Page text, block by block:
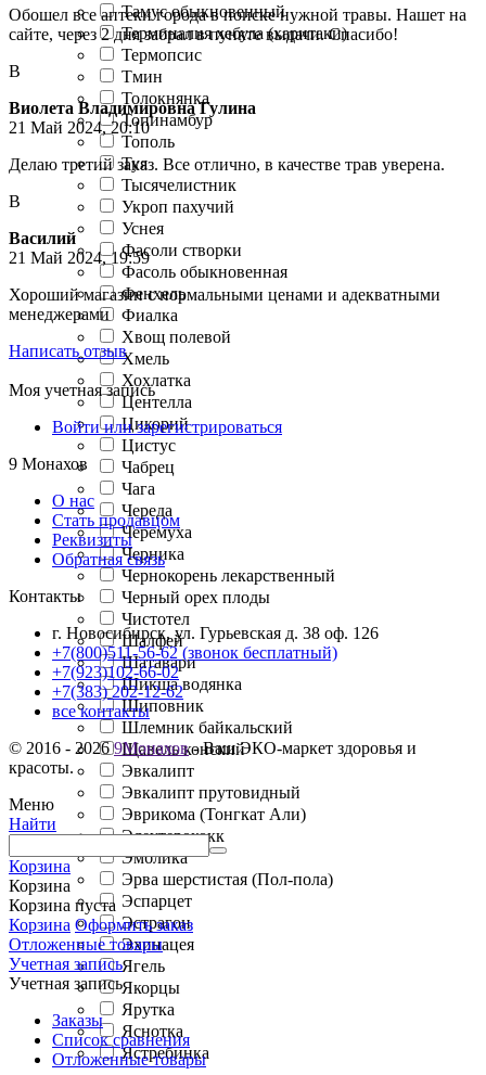
Тамус обыкновенный
Терминалия хебула (харитаки)
Термопсис
Тмин
Толокнянка
Топинамбур
Тополь
Туя
Тысячелистник
Укроп пахучий
Уснея
Фасоли створки
Фасоль обыкновенная
Фенхель
Фиалка
Хвощ полевой
Хмель
Хохлатка
Центелла
Цикорий
Цистус
Чабрец
Чага
Череда
Черемуха
Черника
Чернокорень лекарственный
Черный орех плоды
Чистотел
Шалфей
Шатавари
Шикша водянка
Шиповник
Шлемник байкальский
Щавель конский
Эвкалипт
Эвкалипт прутовидный
Эврикома (Тонгкат Али)
Элеутерококк
Эмблика
Эрва шерстистая (Пол-пола)
Эспарцет
Эстрагон
Эхинацея
Ягель
Якорцы
Ярутка
Яснотка
Ястребинка
Обошел все аптеки города в поиске нужной травы. Нашет на
сайте, через 2 дня забрал в пункте выдачи. Спасибо!
В
Виолета Владимировна Гулина
21 Май 2024, 20:10
Делаю третий заказ. Все отлично, в качестве трав уверена.
В
Василий
21 Май 2024, 19:59
Хороший магазин с нормальными ценами и адекватными
менеджерами
Написать отзыв
Моя учетная запись
Войти или зарегистрироваться
9 Монахов
О нас
Стать продавцом
Реквизиты
Обратная связь
Контакты
г. Новосибирск, ул. Гурьевская д. 38 оф. 126
+7(800)511-56-62 (звонок бесплатный)
+7(923)102-66-02
+7(383) 202-12-62
все контакты
© 2016 - 20269Монахов- Ваш ЭКО-маркет здоровья и
красоты.
Меню
Найти
Корзина
Корзина
Корзина пуста
Корзина Оформить заказ
Отложенные товары
Учетная запись
Учетная запись
Заказы
Список сравнения
Отложенные товары